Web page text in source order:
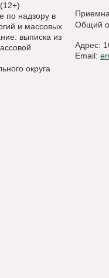
по надзору в
и массовых
выписка из
округа
Общий
Адрес:
Email: